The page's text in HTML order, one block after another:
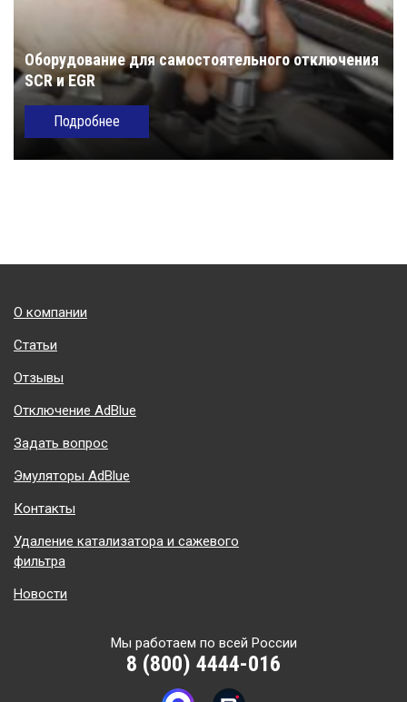
Оборудование для самостоятельного отключения
SCR и EGR
Подробнее
Подвал
О компании
Статьи
Отзывы
Отключение AdBlue
Задать вопрос
Эмуляторы AdBlue
Контакты
Удаление катализатора и сажевого
фильтра
Новости
Мы работаем по всей России
8 (800) 4444-016